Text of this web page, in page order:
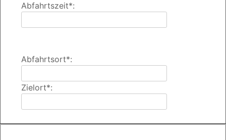
Abfahrtszeit*:
Abfahrtsort*:
Zielort*: